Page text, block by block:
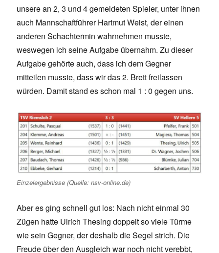
unsere an 2, 3 und 4 gemeldeten Spieler, unter ihnen
auch Mannschaftführer Hartmut Weist, der einen
anderen Schachtermin wahrnehmen musste,
weswegen ich seine Aufgabe übernahm. Zu dieser
Aufgabe gehörte auch, dass ich dem Gegner
mitteilen musste, dass wir das 2. Brett freilassen
würden. Damit stand es schon mal 1 : 0 gegen uns.
Einzelergebnisse (Quelle: nsv-online.de)
Aber es ging schnell gut los: Nach nicht einmal 30
Zügen hatte Ulrich Thesing doppelt so viele Türme
wie sein Gegner, der deshalb die Segel strich. Die
Freude über den Ausgleich war noch nicht verebbt,